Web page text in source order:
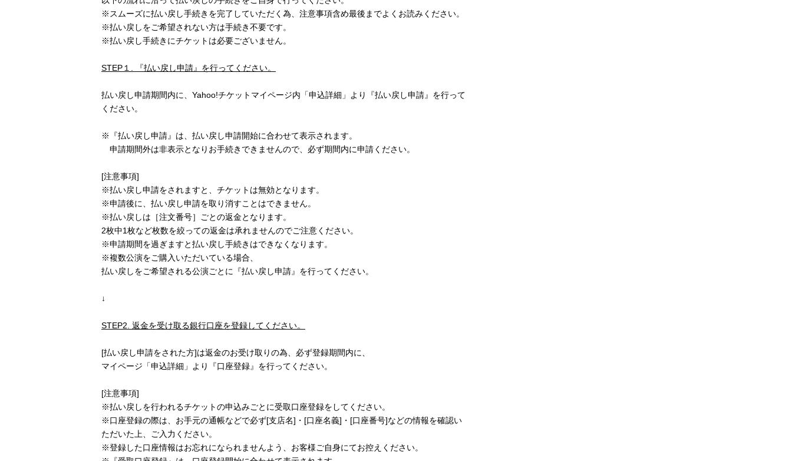
※スムーズに払い戻し手続きを完了していただく為、注意事項含め最後までよくお読みください。
※払い戻しをご希望されない方は手続き不要です。
※払い戻し手続きにチケットは必要ございません。
STEP１. 『払い戻し申請』を行ってください。
払い戻し申請期間内に、Yahoo!チケットマイページ内「申込詳細」より『払い戻し申請』を行って
ください。
※『払い戻し申請』は、払い戻し申請開始に合わせて表示されます。
申請期間外は非表示となりお手続きできませんので、必ず期間内に申請ください。
[注意事項]
※払い戻し申請をされますと、チケットは無効となります。
※申請後に、払い戻し申請を取り消すことはできません。
※払い戻しは［注文番号］ごとの返金となります。
2枚中1枚など枚数を絞っての返金は承れませんのでご注意ください。
※申請期間を過ぎますと払い戻し手続きはできなくなります。
※複数公演をご購入いただいている場合、
払い戻しをご希望される公演ごとに『払い戻し申請』を行ってください。
↓
STEP2. 返金を受け取る銀行口座を登録してください。
[払い戻し申請をされた方]は返金のお受け取りの為、必ず登録期間内に、
マイページ「申込詳細」より『口座登録』を行ってください。
[注意事項]
※払い戻しを行われるチケットの申込みごとに受取口座登録をしてください。
※口座登録の際は、お手元の通帳などで必ず[支店名]・[口座名義]・[口座番号]などの情報を確認い
ただいた上、ご入力ください。
※登録した口座情報はお忘れになられませんよう、お客様ご自身にてお控えください。